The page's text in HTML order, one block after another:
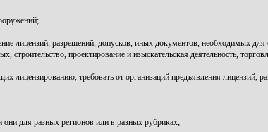
лицензий, разрешений, допусков, иных документов, необходимых для
проектирование и изыскательская деятельность,
требовать от организаций предъявления лицензий,
для разных регионов или в разных рубриках;